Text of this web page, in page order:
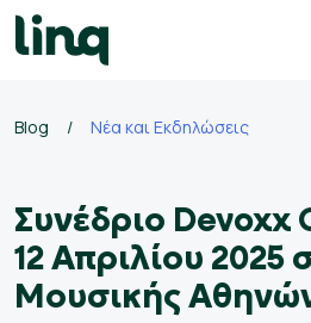
Skip
to
Blog / Νέα και Εκδηλώσεις
Συνέδριο Devoxx
12 Απριλίου
Μουσικής